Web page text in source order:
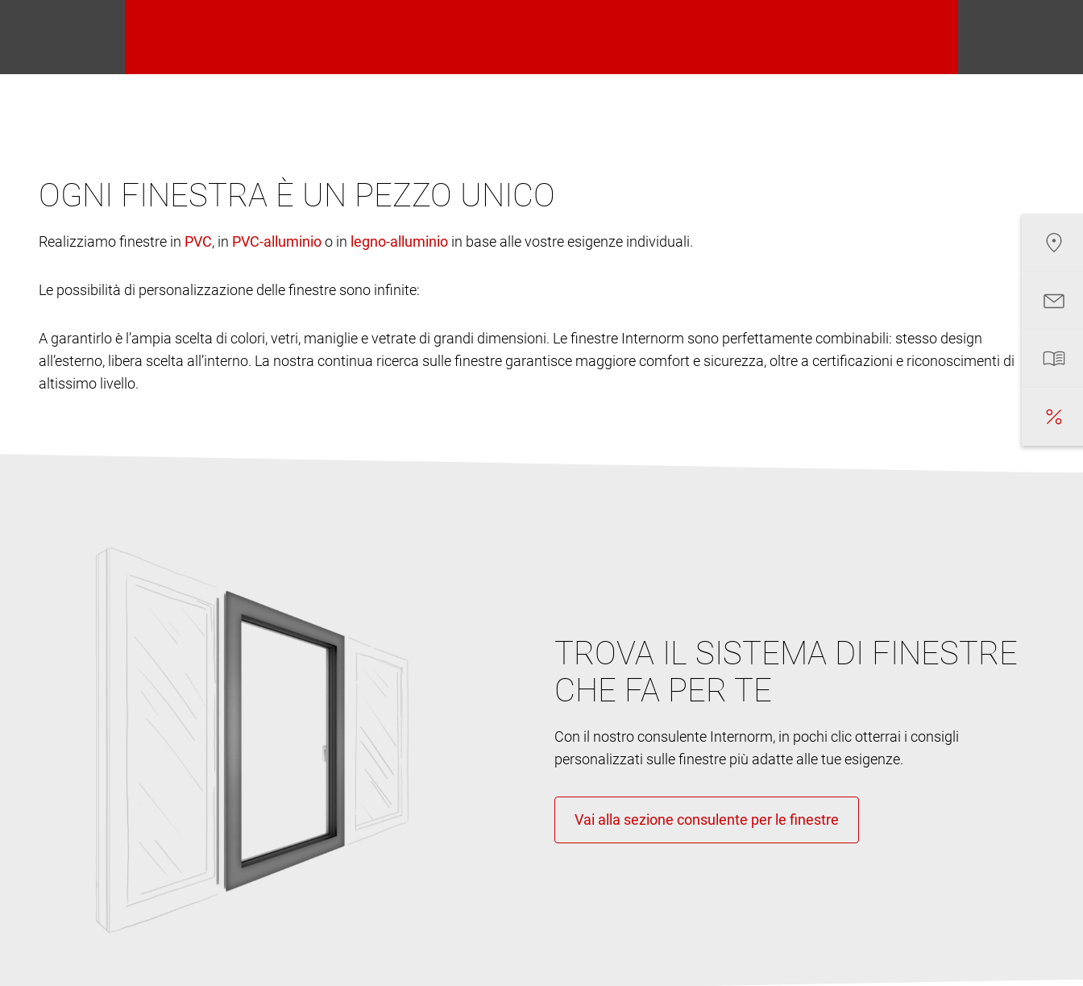
OGNI FINESTRA È UN PEZZO UNICO
Realizziamo finestre in , in o in in base alle vostre esigenze individuali.
Le possibilità di personalizzazione delle finestre sono infinite:
A garantirlo è l’ampia scelta di colori, vetri, maniglie e vetrate di grandi dimensioni. Le finestre Internorm sono perfettamente combinabili: stesso design
all’esterno, libera scelta all’interno. La nostra continua ricerca sulle finestre garantisce maggiore comfort e sicurezza, oltre a certificazioni e riconoscimenti di
altissimo livello.
TROVA IL SISTEMA DI FINESTRE
CHE FA PER TE
Con il nostro consulente Internorm, in pochi clic otterrai i consigli
personalizzati sulle finestre più adatte alle tue esigenze.